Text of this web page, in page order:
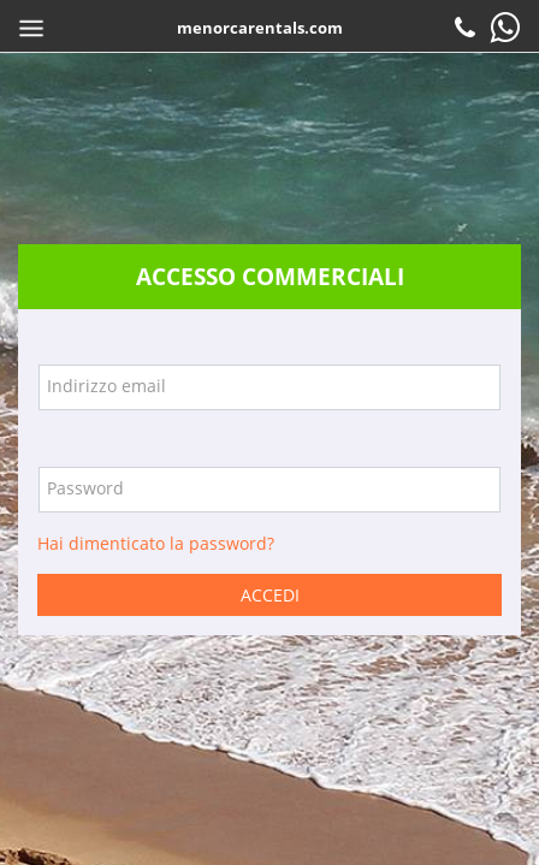
menorcarentals.com
Prenotare
Attenzione al cliente
Contattare
Domande frequenti
Garanzie
Servizi
Azienda
Posizione
Servizi
Auto a noleggio
Manutenzione
Ristrutturazioni
Informazioni di interesse
Inizio CONDIVIDI
ACCESSO COMMERCIALI
Indirizzo email
Password
Hai dimenticato la password?
ACCEDI